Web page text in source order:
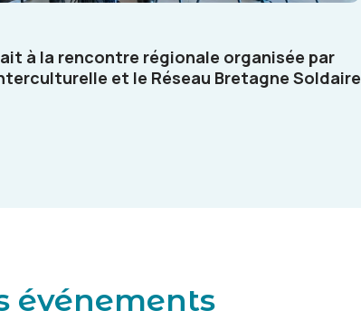
à la rencontre régionale organisée par
et le Réseau Bretagne Soldaire
événements